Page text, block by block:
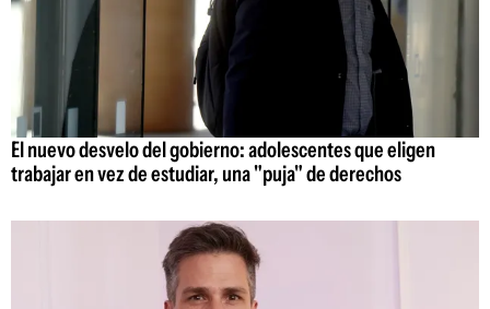
El nuevo desvelo del gobierno: adolescentes que eligen
trabajar en vez de estudiar, una "puja" de derechos